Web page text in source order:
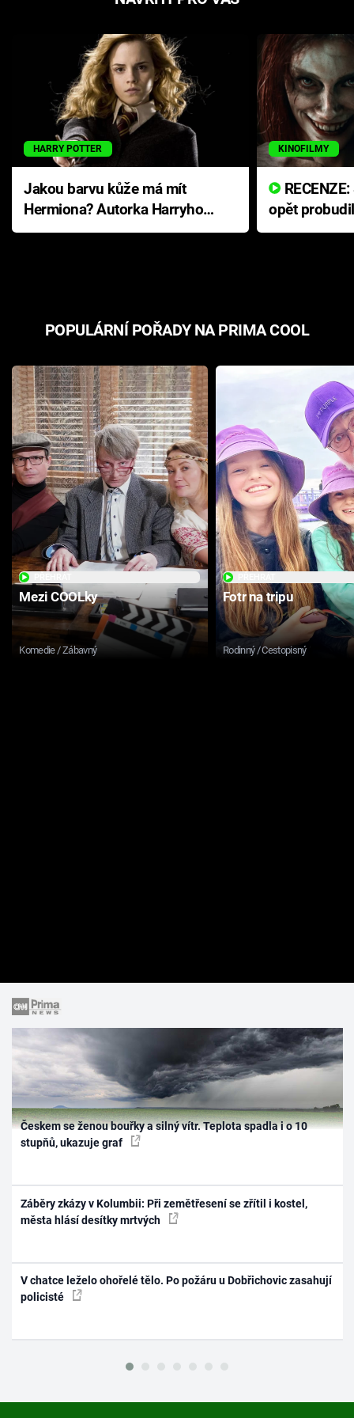
HARRY POTTER
Jakou barvu kůže má mít
Hermiona? Autorka Harryho
Pottera přišla s ráznou
KINOFILMY
opět
přichází s
POPULÁRNÍ POŘADY NA PRIMA COOL
Mezi COOLky
Komedie / Zábavný
Fotr na tripu
Rodinný / Cestopisný
Českem se ženou bouřky a silný vítr. Teplota spadla i o 10
stupňů, ukazuje graf
Záběry zkázy v Kolumbii: Při zemětřesení se zřítil i kostel,
města hlásí desítky mrtvých
V chatce leželo ohořelé tělo. Po požáru u Dobřichovic zasahují
policisté